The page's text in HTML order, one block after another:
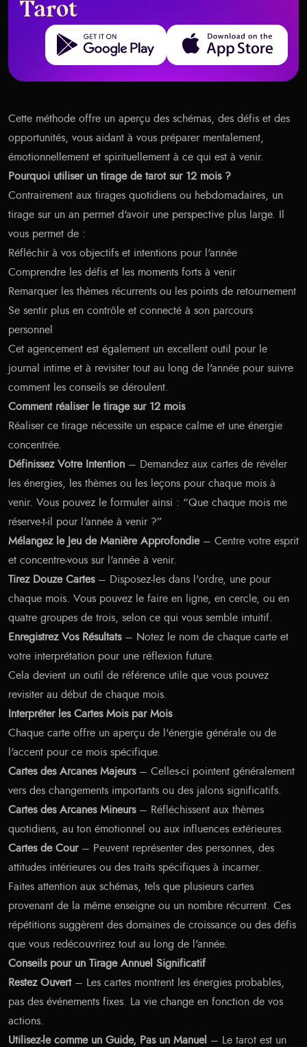
Tarot
Get it on Google Play Download on the App Store
Cette méthode offre un aperçu des schémas, des défis et des
opportunités, vous aidant à vous préparer mentalement,
émotionnellement et spirituellement à ce qui est à venir.
Pourquoi utiliser un tirage de tarot sur 12 mois ?
Contrairement aux tirages quotidiens ou hebdomadaires, un
tirage sur un an permet d'avoir une perspective plus large. Il
vous permet de :
Réfléchir à vos objectifs et intentions pour l'année
Comprendre les défis et les moments forts à venir
Remarquer les thèmes récurrents ou les points de retournement
Se sentir plus en contrôle et connecté à son parcours
personnel
Cet agencement est également un excellent outil pour le
journal intime et à revisiter tout au long de l'année pour suivre
comment les conseils se déroulent.
Comment réaliser le tirage sur 12 mois
Réaliser ce tirage nécessite un espace calme et une énergie
concentrée.
Définissez Votre Intention – Demandez aux cartes de révéler
les énergies, les thèmes ou les leçons pour chaque mois à
venir. Vous pouvez le formuler ainsi : “Que chaque mois me
réserve-t-il pour l'année à venir ?”
Mélangez le Jeu de Manière Approfondie– Centre votre esprit
et concentre-vous sur l'année à venir.
Tirez Douze Cartes– Disposez-les dans l'ordre, une pour
chaque mois. Vous pouvez le faire en ligne, en cercle, ou en
quatre groupes de trois, selon ce qui vous semble intuitif.
Enregistrez Vos Résultats– Notez le nom de chaque carte et
votre interprétation pour une réflexion future.
Cela devient un outil de référence utile que vous pouvez
revisiter au début de chaque mois.
Interpréter les Cartes Mois par Mois
Chaque carte offre un aperçu de l'énergie générale ou de
l'accent pour ce mois spécifique.
Cartes des Arcanes Majeurs– Celles-ci pointent généralement
vers des changements importants ou des jalons significatifs.
Cartes des Arcanes Mineurs– Réfléchissent aux thèmes
quotidiens, au ton émotionnel ou aux influences extérieures.
Cartes de Cour– Peuvent représenter des personnes, des
attitudes intérieures ou des traits spécifiques à incarner.
Faites attention aux schémas, tels que plusieurs cartes
provenant de la même enseigne ou un nombre récurrent. Ces
répétitions suggèrent des domaines de croissance ou des défis
que vous redécouvrirez tout au long de l'année.
Conseils pour un Tirage Annuel Significatif
Restez Ouvert– Les cartes montrent les énergies probables,
pas des événements fixes. La vie change en fonction de vos
actions.
Utilisez-le comme un Guide, Pas un Manuel – Le tarot est un